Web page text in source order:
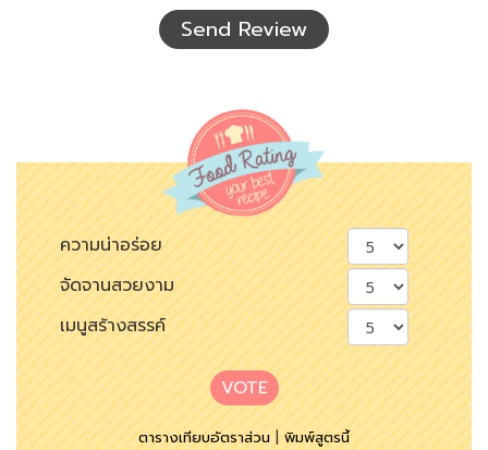
Send Review
ความน่าอร่อย
จัดจานสวยงาม
เมนูสร้างสรรค์
VOTE
ตารางเทียบอัตราส่วน|พิมพ์สูตรนี้